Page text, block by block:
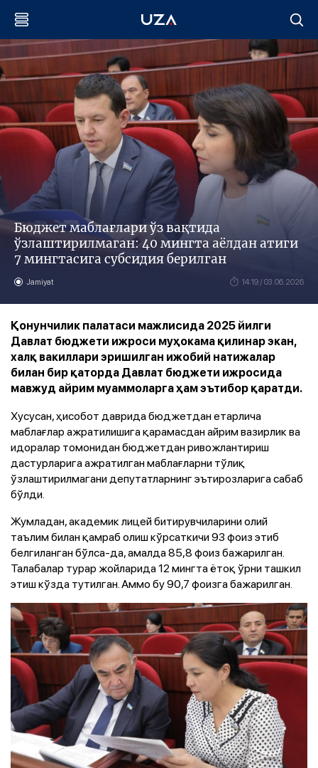
Бюджет маблағлари ўз вақтида
ўзлаштирилмаган: 40 мингта аёлдан атиги
7 мингтасига субсидия берилган
Jamiyat 14:19 / 03.06.2026
Қонунчилик палатаси мажлисида 2025 йилги
Давлат бюджети ижроси муҳокама қилинар экан,
халқ вакиллари эришилган ижобий натижалар
билан бир қаторда Давлат бюджети ижросида
мавжуд айрим муаммоларга ҳам эътибор қаратди.
Хусусан, ҳисобот даврида бюджетдан етарлича
маблағлар ажратилишига қарамасдан айрим вазирлик ва
идоралар томонидан бюджетдан ривожлантириш
дастурларига ажратилган маблағларни тўлиқ
ўзлаштирилмагани депутатларнинг эътирозларига сабаб
бўлди.
Жумладан, академик лицей битирувчиларини олий
таълим билан қамраб олиш кўрсаткичи 93 фоиз этиб
белгиланган бўлса-да, амалда 85,8 фоиз бажарилган.
Талабалар турар жойларида 12 мингта ётоқ ўрни ташкил
этиш кўзда тутилган. Аммо бу 90,7 фоизга бажарилган.